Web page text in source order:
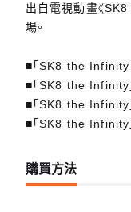
出自電視動畫《
場。
■「SK8 the Infinity
■「SK8 the Infinity
■「SK8 the
■「SK8 the Infinity
購買方法